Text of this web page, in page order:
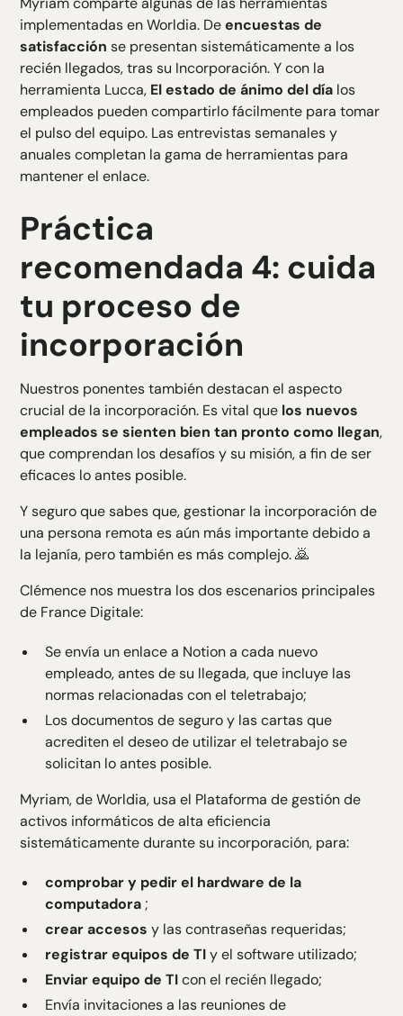
implementadas en Worldia. Deencuestas de
satisfacción se presentan sistemáticamente a los
recién llegados, tras su Incorporación. Y con la
herramienta Lucca, El estado de ánimo del día los
empleados pueden compartirlo fácilmente para tomar
el pulso del equipo. Las entrevistas semanales y
anuales completan la gama de herramientas para
mantener el enlace.
Práctica
recomendada 4: cuida
tu proceso de
incorporación
Nuestros ponentes también destacan el aspecto
crucial de la incorporación. Es vital que los nuevos
empleados se sienten bien tan pronto como llegan,
que comprendan los desafíos y su misión, a fin de ser
eficaces lo antes posible.
Y seguro que sabes que,gestionar la incorporaciónde
una persona remota es aún más importante debido a
la lejanía, pero también es más complejo. 🙇
Clémence nos muestra los dos escenarios principales
de France Digitale:
Se envía un enlace a Notion a cada nuevo
empleado, antes de su llegada, que incluye las
normas relacionadas con el teletrabajo;
Los documentos de seguro y las cartas que
acrediten el deseo de utilizar el teletrabajo se
solicitan lo antes posible.
Myriam, de Worldia, usa el Plataforma de gestión de
activos informáticos de alta eficiencia
sistemáticamente durante su incorporación, para:
comprobar y pedir el hardware de la
computadora;
crear accesos y las contraseñas requeridas;
registrar equipos de TIy el software utilizado;
Enviar equipo de TIcon el recién llegado;
Envía invitaciones a las reuniones de